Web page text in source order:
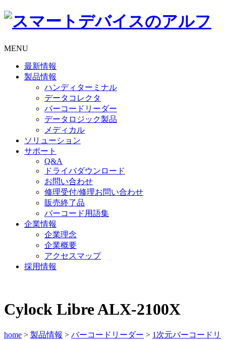
MENU
最新情報
製品情報
ハンディターミナル
データコレクタ
バーコードリーダー
データロジック製品
メディカル
ソリューション
サポート
Q&A
ドライバダウンロード
お問い合わせ
修理受付/修理お問い合わせ
販売終了品
バーコード用語集
企業情報
企業理念
企業概要
アクセスマップ
採用情報
Cylock Libre ALX-2100X
home > 製品情報 > バーコードリーダー > 1次元バーコードリ